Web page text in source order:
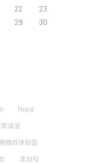
22
23
29
30
Nepal
講堂
體自律聯盟
孟加拉